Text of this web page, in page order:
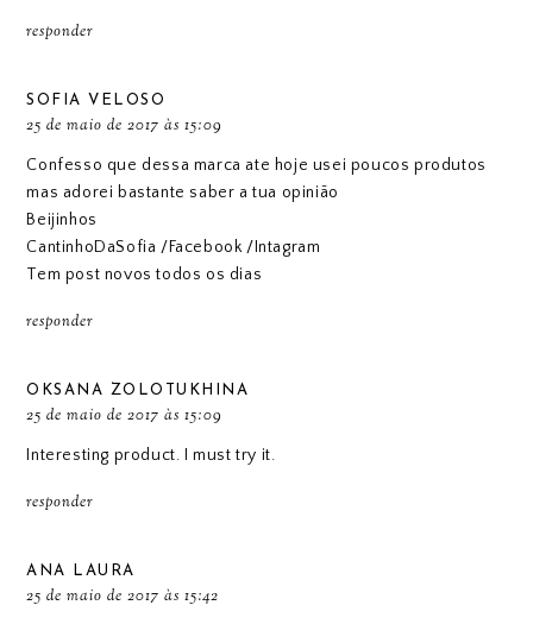
responder
SOFIA VELOSO
25 de maio de 2017 às 15:09
Confesso que dessa marca ate hoje usei poucos produtos
mas adorei bastante saber a tua opinião
Beijinhos
CantinhoDaSofia /Facebook / Intagram
Tem post novos todos os dias
responder
OKSANA ZOLOTUKHINA
25 de maio de 2017 às 15:09
Interesting product. I must try it.
responder
ANA LAURA
25 de maio de 2017 às 15:42